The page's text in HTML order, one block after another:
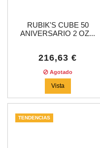
RUBIK'S CUBE 50
ANIVERSARIO 2 OZ...
216,63 €
Agotado
Vista
TENDENCIAS